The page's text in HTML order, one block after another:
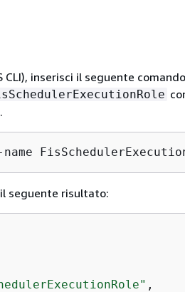
CLI), inserisci il seguente
seguente risultato:
,